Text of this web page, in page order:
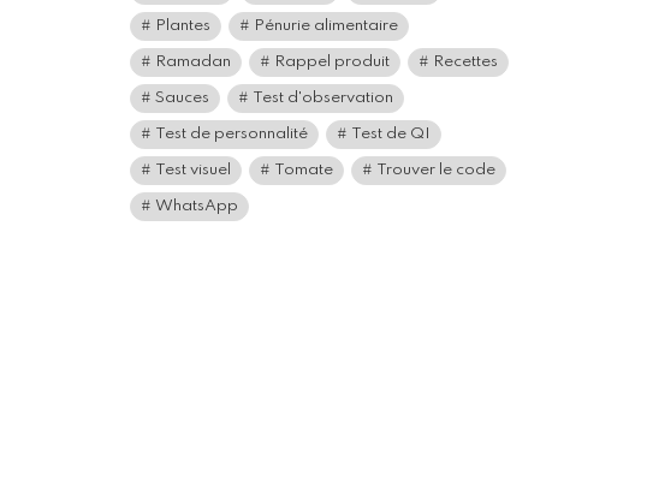
Plantes Pénurie alimentaire
Ramadan Rappel produit Recettes
Sauces Test d'observation
Test de personnalité Test de QI
Test visuel Tomate Trouver le code
WhatsApp